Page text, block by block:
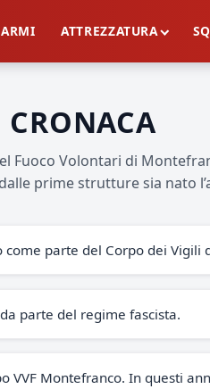
ATTREZZATURA
CRONACA
Fuoco Volontari di
prime strutture sia nato
parte del Corpo dei Vigili
parte del regime fascista.
VVF Montefranco. In questi